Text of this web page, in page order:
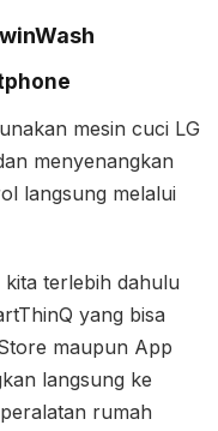
mesin cuci LG
menyenangkan
langsung melalui
terlebih dahulu
yang bisa
maupun App
langsung ke
rumah